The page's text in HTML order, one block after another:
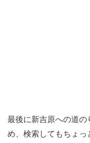
最後に新吉原への道の
め、検索してもちょっ